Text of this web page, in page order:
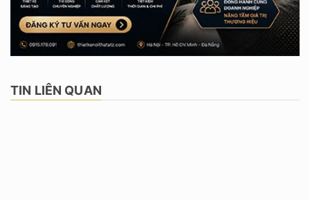
TIN LIÊN QUAN